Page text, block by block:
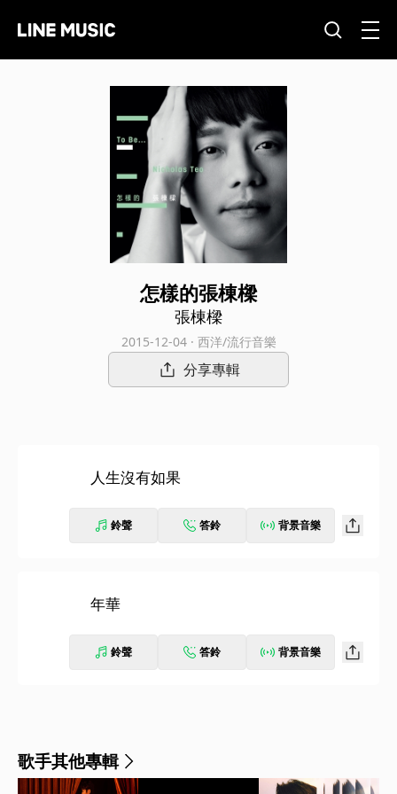
怎樣的張棟樑
張棟樑
2015-12-04 · 西洋/流行音樂
分享專輯
人生沒有如果
鈴聲 答鈴 背景音樂
年華
鈴聲 答鈴 背景音樂
歌手其他專輯